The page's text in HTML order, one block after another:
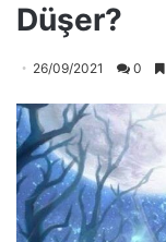
Düşer?
26/09/2021 0